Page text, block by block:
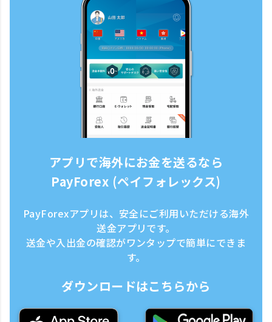
アプリで海外にお金を送るなら
PayForex (ペイフォレックス)
PayForexアプリは、安全にご利用いただける海外
送金アプリです。
送金や入出金の確認がワンタップで簡単にできま
す。
ダウンロードはこちらから